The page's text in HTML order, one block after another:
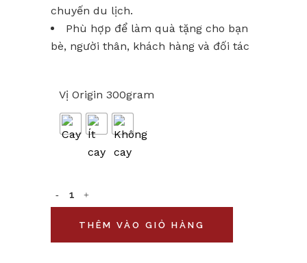
chuyến du lịch.
Phù hợp để làm quà tặng cho bạn
bè, người thân, khách hàng và đối tác
Vị Origin 300gram
THÊM VÀO GIỎ HÀNG